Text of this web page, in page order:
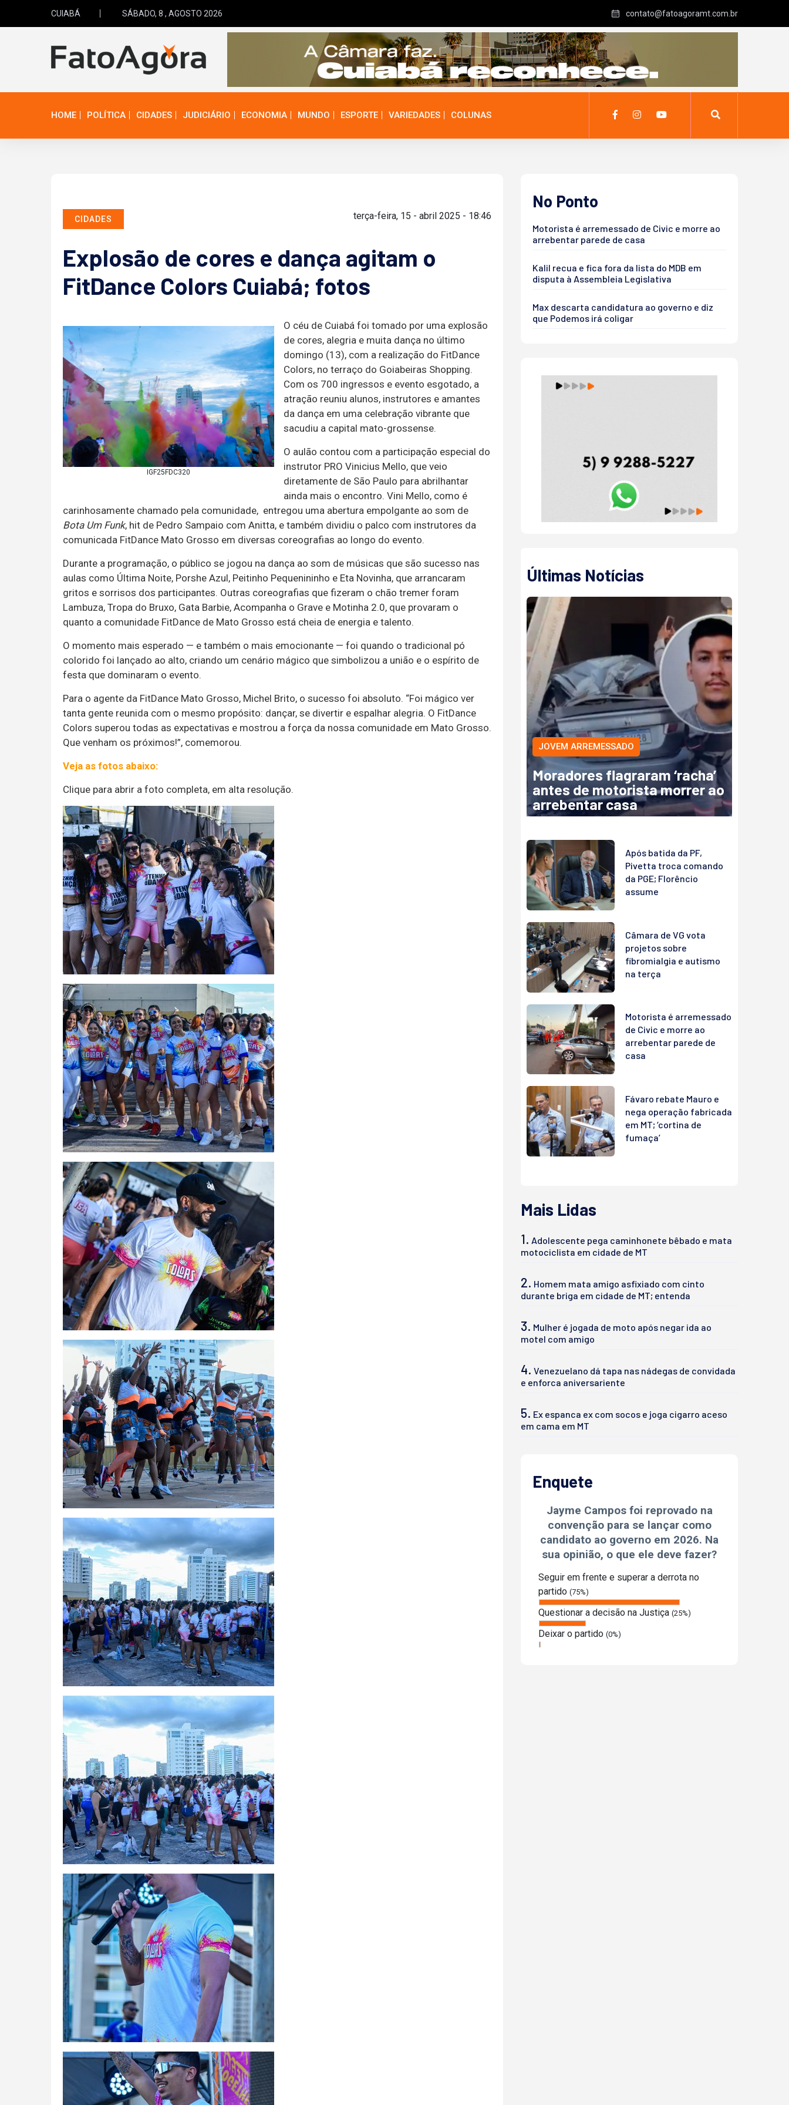
CUIABÁ SÁBADO, 8 , AGOSTO 2026 contato@fatoagoramt.com.br
HOME POLÍTICA CIDADES JUDICIÁRIO ECONOMIA MUNDO ESPORTE VARIEDADES COLUNAS
CIDADES terça-feira, 15 - abril 2025 - 18:46
Explosão de cores e dança agitam o
FitDance Colors Cuiabá; fotos
IGF25FDC320
O céu de Cuiabá foi tomado por uma explosão
de cores, alegria e muita dança no último
domingo (13), com a realização do FitDance
Colors, no terraço do Goiabeiras Shopping.
Com os 700 ingressos e evento esgotado, a
atração reuniu alunos, instrutores e amantes
da dança em uma celebração vibrante que
sacudiu a capital mato-grossense.
O aulão contou com a participação especial do
instrutor PRO Vinicius Mello, que veio
diretamente de São Paulo para abrilhantar
ainda mais o encontro. Vini Mello, como é
carinhosamente chamado pela comunidade, entregou uma abertura empolgante ao som de
Bota Um Funk, hit de Pedro Sampaio com Anitta, e também dividiu o palco com instrutores da
comunicada FitDance Mato Grosso em diversas coreografias ao longo do evento.
Durante a programação, o público se jogou na dança ao som de músicas que são sucesso nas
aulas como Última Noite, Porshe Azul, Peitinho Pequenininho e Eta Novinha, que arrancaram
gritos e sorrisos dos participantes. Outras coreografias que fizeram o chão tremer foram
Lambuza, Tropa do Bruxo, Gata Barbie, Acompanha o Grave e Motinha 2.0, que provaram o
quanto a comunidade FitDance de Mato Grosso está cheia de energia e talento.
O momento mais esperado — e também o mais emocionante — foi quando o tradicional pó
colorido foi lançado ao alto, criando um cenário mágico que simbolizou a união e o espírito de
festa que dominaram o evento.
Para o agente da FitDance Mato Grosso, Michel Brito, o sucesso foi absoluto. “Foi mágico ver
tanta gente reunida com o mesmo propósito: dançar, se divertir e espalhar alegria. O FitDance
Colors superou todas as expectativas e mostrou a força da nossa comunidade em Mato Grosso.
Que venham os próximos!”, comemorou.
Veja as fotos abaixo:
Clique para abrir a foto completa, em alta resolução.
No Ponto
Motorista é arremessado de Civic e morre ao
arrebentar parede de casa
Kalil recua e fica fora da lista do MDB em
disputa à Assembleia Legislativa
Max descarta candidatura ao governo e diz
que Podemos irá coligar
Últimas Notícias
JOVEM ARREMESSADO
Moradores flagraram ‘racha’
antes de motorista morrer ao
arrebentar casa
Após batida da PF,
Pivetta troca comando
da PGE; Florêncio
assume
Câmara de VG vota
projetos sobre
fibromialgia e autismo
na terça
Motorista é arremessado
de Civic e morre ao
arrebentar parede de
casa
Fávaro rebate Mauro e
nega operação fabricada
em MT; ‘cortina de
fumaça’
Mais Lidas
1. Adolescente pega caminhonete bêbado e mata
motociclista em cidade de MT
2. Homem mata amigo asfixiado com cinto
durante briga em cidade de MT; entenda
3. Mulher é jogada de moto após negar ida ao
motel com amigo
4. Venezuelano dá tapa nas nádegas de convidada
e enforca aniversariente
5. Ex espanca ex com socos e joga cigarro aceso
em cama em MT
Enquete
Jayme Campos foi reprovado na
convenção para se lançar como
candidato ao governo em 2026. Na
sua opinião, o que ele deve fazer?
Seguir em frente e superar a derrota no
partido (75%)
Questionar a decisão na Justiça (25%)
Deixar o partido (0%)